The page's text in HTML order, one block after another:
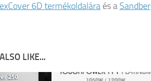
6D termékoldalára és a
LIKE...